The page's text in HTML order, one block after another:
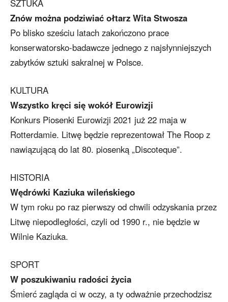
SZTUKA
Znów można podziwiać ołtarz Wita Stwosza
Po blisko sześciu latach zakończono prace
konserwatorsko-badawcze jednego z najsłynniejszych
zabytków sztuki sakralnej w Polsce.
KULTURA
Wszystko kręci się wokół Eurowizji
Konkurs Piosenki Eurowizji 2021 już 22 maja w
Rotterdamie. Litwę będzie reprezentował The Roop z
nawiązującą do lat 80. piosenką „Discoteque”.
HISTORIA
Wędrówki Kaziuka wileńskiego
W tym roku po raz pierwszy od chwili odzyskania przez
Litwę niepodległości, czyli od 1990 r., nie będzie w
Wilnie Kaziuka.
SPORT
W poszukiwaniu radości życia
Śmierć zagląda ci w oczy, a ty odważnie przechodzisz